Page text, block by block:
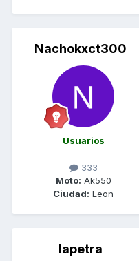
Nachokxct300
Usuarios
333
Moto: Ak550
Ciudad: Leon
lapetra